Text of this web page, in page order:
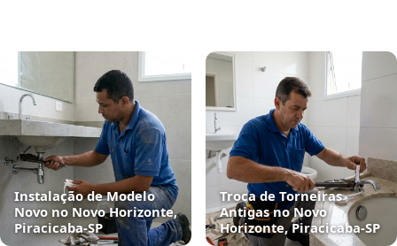
Instalação de Modelo
Novo no Novo Horizonte,
Piracicaba‑SP
Troca de Torneiras
Antigas no Novo
Horizonte, Piracicaba‑SP